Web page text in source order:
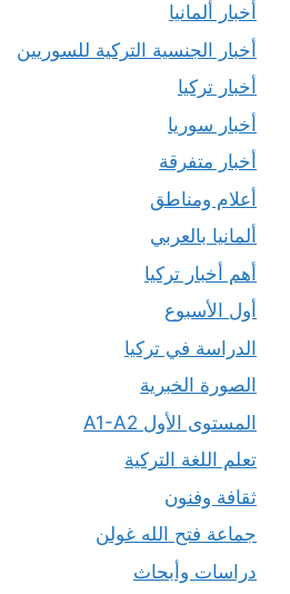
أخبار ألمانيا
أخبار الجنسية التركية للسوريين
أخبار تركيا
أخبار سوريا
أخبار متفرقة
أعلام ومناطق
ألمانيا بالعربي
أهم أخبار تركيا
أول الأسبوع
الدراسة في تركيا
الصورة الخبرية
المستوى الأول A1-A2
تعلم اللغة التركية
ثقافة وفنون
جماعة فتح الله غولن
دراسات وأبحاث